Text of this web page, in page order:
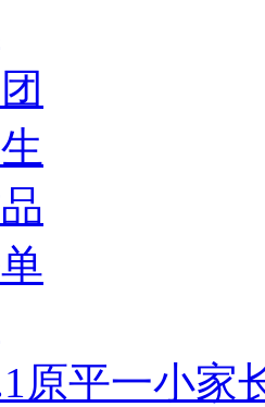
原平一小家